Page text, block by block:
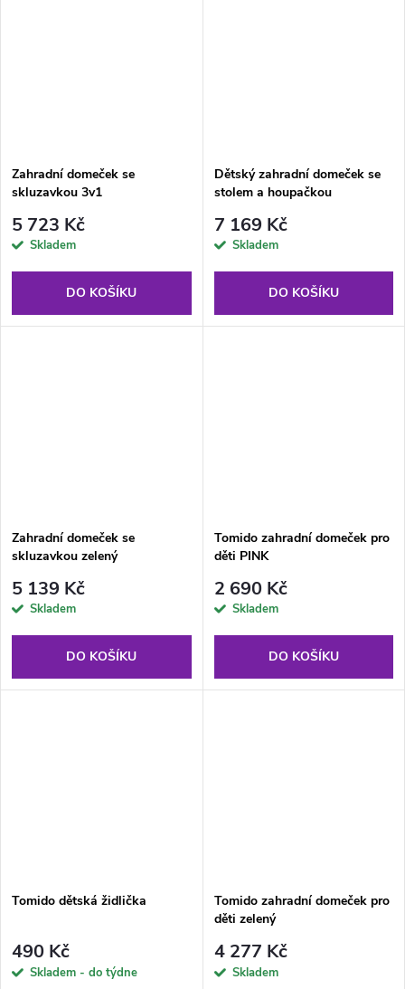
Zahradní domeček se
skluzavkou 3v1
5 723 Kč
Skladem
DO KOŠÍKU
Dětský zahradní domeček se
stolem a houpačkou
7 169 Kč
Skladem
DO KOŠÍKU
Zahradní domeček se
skluzavkou zelený
5 139 Kč
Skladem
DO KOŠÍKU
Tomido zahradní domeček pro
děti PINK
2 690 Kč
Skladem
DO KOŠÍKU
Tomido dětská židlička
490 Kč
Skladem - do týdne
Tomido zahradní domeček pro
děti zelený
4 277 Kč
Skladem